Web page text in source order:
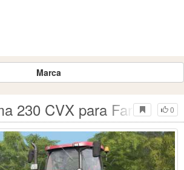
Marca
0
230 CVX para Farming